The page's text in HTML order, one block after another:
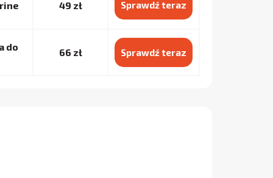
49 zł Sprawdź teraz
do 66 zł Sprawdź teraz